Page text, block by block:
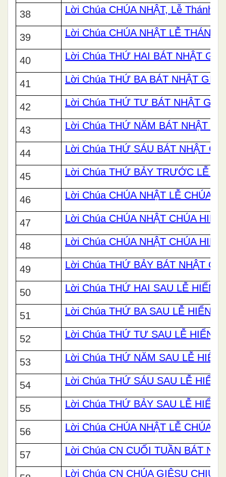
38 Lời Chúa CHÚA NHẬT, Lễ Thánh
39 Lời Chúa CHÚA NHẬT LỄ THÁNH
40 Lời Chúa THỨ HAI BÁT NHẬT
41 Lời Chúa THỨ BA BÁT NHẬT
42 Lời Chúa THỨ TƯ BÁT NHẬT
43 Lời Chúa THỨ NĂM BÁT NHẬT
44 Lời Chúa THỨ SÁU BÁT NHẬT
45 Lời Chúa THỨ BẢY TRƯỚC LỄ
46 Lời Chúa CHÚA NHẬT LỄ CHÚA
47 Lời Chúa CHÚA NHẬT CHÚA
48 Lời Chúa CHÚA NHẬT CHÚA
49 Lời Chúa THỨ BẢY BÁT NHẬT
50 Lời Chúa THỨ HAI SAU LỄ HIỂN
51 Lời Chúa THỨ BA SAU LỄ HIỂN
52 Lời Chúa THỨ TƯ SAU LỄ HIỂN
53 Lời Chúa THỨ NĂM SAU LỄ HIỂN
54 Lời Chúa THỨ SÁU SAU LỄ HIỂN
55 Lời Chúa THỨ BẢY SAU LỄ HIỂN
56 Lời Chúa CHÚA NHẬT LỄ CHÚA
57 Lời Chúa CN CUỐI TUẦN BÁT
Lời Chúa CN CHÚA GIÊSU CHỊU